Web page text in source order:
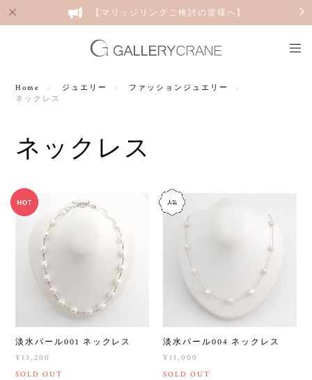
【マリッジリングご検討の皆様へ】
Home ジュエリー
ファッションジュエリー
ネックレス
ネックレス
淡水パール001 ネックレス
¥13,200
SOLD OUT
淡水パール004 ネックレス
¥11,000
SOLD OUT